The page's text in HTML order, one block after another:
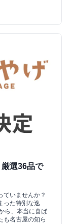
選36品で
ていませんか？
った特別な逸
ら、本当に喜ば
も名古屋の知ら